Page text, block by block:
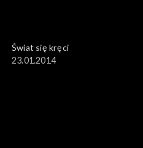
Świat się kręci
23.01.2014